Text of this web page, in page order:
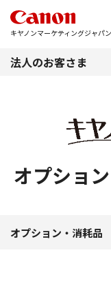
キヤノンマーケティングジャパ
法人のお客さま
オプショ
オプション・消耗品